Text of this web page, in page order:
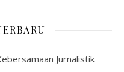
Jurnalistik